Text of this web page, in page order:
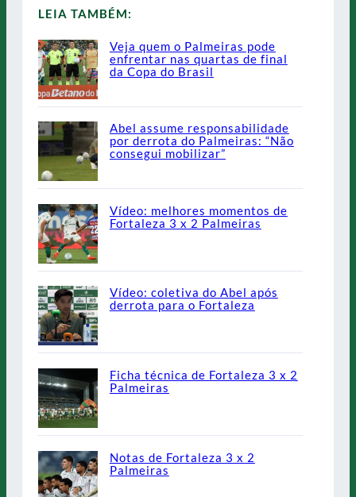
LEIA TAMBÉM:
Veja quem o Palmeiras pode
enfrentar nas quartas de final
da Copa do Brasil
Abel assume responsabilidade
por derrota do Palmeiras: “Não
consegui mobilizar”
Vídeo: melhores momentos de
Fortaleza 3 x 2 Palmeiras
Vídeo: coletiva do Abel após
derrota para o Fortaleza
Ficha técnica de Fortaleza 3 x 2
Palmeiras
Notas de Fortaleza 3 x 2
Palmeiras